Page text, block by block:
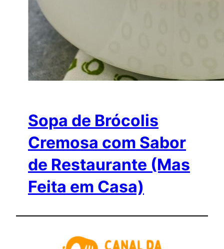
Sopa de Brócolis
Cremosa com Sabor
de Restaurante (Mas
Feita em Casa)